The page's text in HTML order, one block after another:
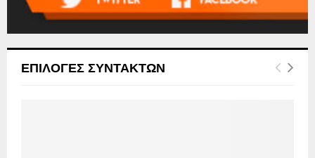
ΕΠΙΛΟΓΕΣ ΣΥΝΤΑΚΤΩΝ